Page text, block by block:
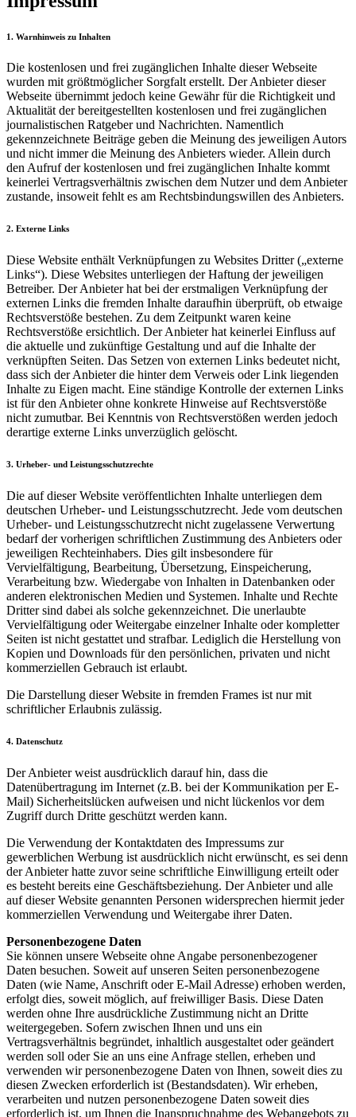
1. Warnhinweis zu Inhalten
Die kostenlosen und frei zugänglichen Inhalte dieser Webseite
wurden mit größtmöglicher Sorgfalt erstellt. Der Anbieter dieser
Webseite übernimmt jedoch keine Gewähr für die Richtigkeit und
Aktualität der bereitgestellten kostenlosen und frei zugänglichen
journalistischen Ratgeber und Nachrichten. Namentlich
gekennzeichnete Beiträge geben die Meinung des jeweiligen Autors
und nicht immer die Meinung des Anbieters wieder. Allein durch
den Aufruf der kostenlosen und frei zugänglichen Inhalte kommt
keinerlei Vertragsverhältnis zwischen dem Nutzer und dem Anbieter
zustande, insoweit fehlt es am Rechtsbindungswillen des Anbieters.
2. Externe Links
Diese Website enthält Verknüpfungen zu Websites Dritter („externe
Links“). Diese Websites unterliegen der Haftung der jeweiligen
Betreiber. Der Anbieter hat bei der erstmaligen Verknüpfung der
externen Links die fremden Inhalte daraufhin überprüft, ob etwaige
Rechtsverstöße bestehen. Zu dem Zeitpunkt waren keine
Rechtsverstöße ersichtlich. Der Anbieter hat keinerlei Einfluss auf
die aktuelle und zukünftige Gestaltung und auf die Inhalte der
verknüpften Seiten. Das Setzen von externen Links bedeutet nicht,
dass sich der Anbieter die hinter dem Verweis oder Link liegenden
Inhalte zu Eigen macht. Eine ständige Kontrolle der externen Links
ist für den Anbieter ohne konkrete Hinweise auf Rechtsverstöße
nicht zumutbar. Bei Kenntnis von Rechtsverstößen werden jedoch
derartige externe Links unverzüglich gelöscht.
3. Urheber- und Leistungsschutzrechte
Die auf dieser Website veröffentlichten Inhalte unterliegen dem
deutschen Urheber- und Leistungsschutzrecht. Jede vom deutschen
Urheber- und Leistungsschutzrecht nicht zugelassene Verwertung
bedarf der vorherigen schriftlichen Zustimmung des Anbieters oder
jeweiligen Rechteinhabers. Dies gilt insbesondere für
Vervielfältigung, Bearbeitung, Übersetzung, Einspeicherung,
Verarbeitung bzw. Wiedergabe von Inhalten in Datenbanken oder
anderen elektronischen Medien und Systemen. Inhalte und Rechte
Dritter sind dabei als solche gekennzeichnet. Die unerlaubte
Vervielfältigung oder Weitergabe einzelner Inhalte oder kompletter
Seiten ist nicht gestattet und strafbar. Lediglich die Herstellung von
Kopien und Downloads für den persönlichen, privaten und nicht
kommerziellen Gebrauch ist erlaubt.
Die Darstellung dieser Website in fremden Frames ist nur mit
schriftlicher Erlaubnis zulässig.
4. Datenschutz
Der Anbieter weist ausdrücklich darauf hin, dass die
Datenübertragung im Internet (z.B. bei der Kommunikation per E-
Mail) Sicherheitslücken aufweisen und nicht lückenlos vor dem
Zugriff durch Dritte geschützt werden kann.
Die Verwendung der Kontaktdaten des Impressums zur
gewerblichen Werbung ist ausdrücklich nicht erwünscht, es sei denn
der Anbieter hatte zuvor seine schriftliche Einwilligung erteilt oder
es besteht bereits eine Geschäftsbeziehung. Der Anbieter und alle
auf dieser Website genannten Personen widersprechen hiermit jeder
kommerziellen Verwendung und Weitergabe ihrer Daten.
Personenbezogene Daten
Sie können unsere Webseite ohne Angabe personenbezogener
Daten besuchen. Soweit auf unseren Seiten personenbezogene
Daten (wie Name, Anschrift oder E-Mail Adresse) erhoben werden,
erfolgt dies, soweit möglich, auf freiwilliger Basis. Diese Daten
werden ohne Ihre ausdrückliche Zustimmung nicht an Dritte
weitergegeben. Sofern zwischen Ihnen und uns ein
Vertragsverhältnis begründet, inhaltlich ausgestaltet oder geändert
werden soll oder Sie an uns eine Anfrage stellen, erheben und
verwenden wir personenbezogene Daten von Ihnen, soweit dies zu
diesen Zwecken erforderlich ist (Bestandsdaten). Wir erheben,
verarbeiten und nutzen personenbezogene Daten soweit dies
erforderlich ist, um Ihnen die Inanspruchnahme des Webangebots zu